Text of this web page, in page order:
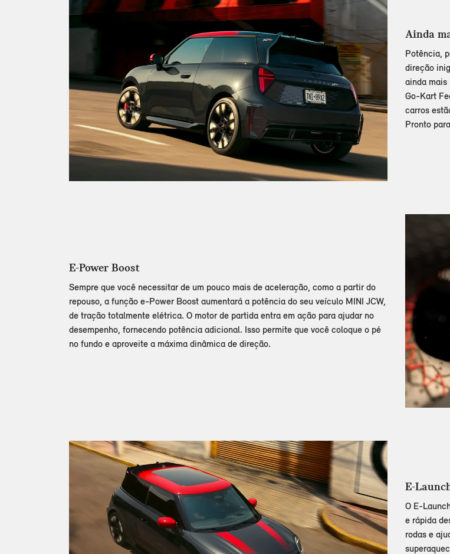
Ainda
Potência,
direção
ainda mais
Go-Kart
carros
Pronto
E-Power Boost
Sempre que você necessitar de um pouco mais de aceleração, como a partir do
repouso, a função e-Power Boost aumentará a potência do seu veículo MINI JCW,
de tração totalmente elétrica. O motor de partida entra em ação para ajudar no
desempenho, fornecendo potência adicional. Isso permite que você coloque o pé
no fundo e aproveite a máxima dinâmica de direção.
E-
O E-
e rápida
rodas e